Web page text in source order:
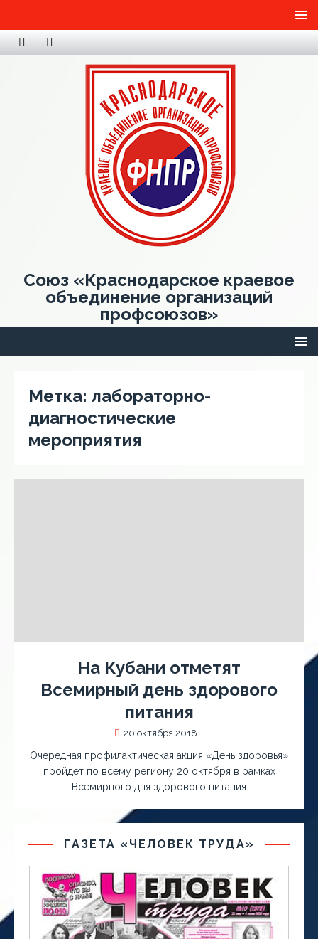
Союз «Краснодарское краевое
объединение организаций
профсоюзов»
Метка: лабораторно-
диагностические
мероприятия
На Кубани отметят
Всемирный день здорового
питания
20 октября 2018
Очередная профилактическая акция «День здоровья»
пройдет по всему региону 20 октября в рамках
Всемирного дня здорового питания
ГАЗЕТА «ЧЕЛОВЕК ТРУДА»